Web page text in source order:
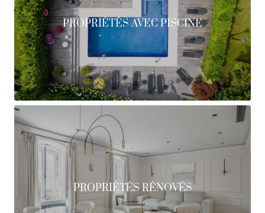
PROPRIÉTÉS AVEC PISCINE
PROPRIÉTÉS RÉNOVÉS